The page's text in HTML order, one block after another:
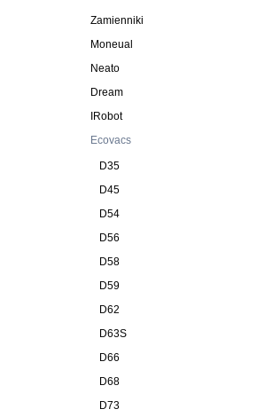
Zamienniki
Moneual
Neato
Dream
IRobot
Ecovacs
D35
D45
D54
D56
D58
D59
D62
D63S
D66
D68
D73